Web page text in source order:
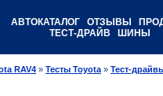
АВТОКАТАЛОГ ОТЗЫВЫ
ТЕСТ-ДРАЙВ
ШИНЫ
RAV4 » Тесты Toyota » Тест-